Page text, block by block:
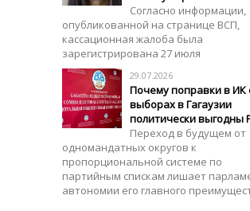
Согласно информации,
опубликованной на странице ВСП,
кассационная жалоба была
зарегистрирована 27 июля
29.07.2026
Почему поправки в ИК
выборах в Гагаузии
политически выгодны
Переход в будущем от
одномандатных округов к
пропорциональной системе по
партийным спискам лишает
автономии его главного